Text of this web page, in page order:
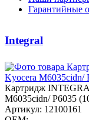
Гарантийные
Integral
Картридж
M6035cidn/ P6035
Артикул: 12100161